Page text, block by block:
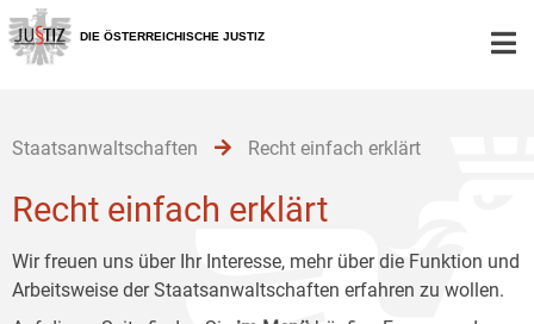
Zur
Hauptnavigation
[1]
Zum
Inhalt
[2]
Zum
Untermenü
[3]
DIE ÖSTERREICHISCHE JUSTIZ
Staatsanwaltschaften Recht einfach erklärt
Recht einfach erklärt
Wir freuen uns über Ihr Interesse, mehr über die Funktion und
Arbeitsweise der Staatsanwaltschaften erfahren zu wollen.